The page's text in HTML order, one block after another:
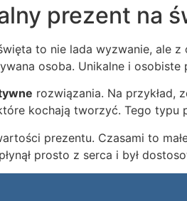
prezent na
to nie lada wyzwanie, ale
osoba. Unikalne i osobiste
rozwiązania. Na przykład,
kochają tworzyć. Tego
prezentu. Czasami to
prosto z serca i był